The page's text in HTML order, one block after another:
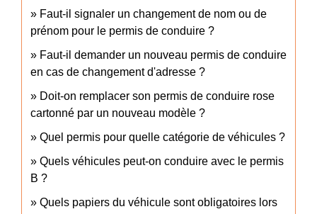
Faut-il signaler un changement de nom ou de
prénom pour le permis de conduire ?
Faut-il demander un nouveau permis de conduire
en cas de changement d'adresse ?
Doit-on remplacer son permis de conduire rose
cartonné par un nouveau modèle ?
Quel permis pour quelle catégorie de véhicules ?
Quels véhicules peut-on conduire avec le permis
B ?
Quels papiers du véhicule sont obligatoires lors